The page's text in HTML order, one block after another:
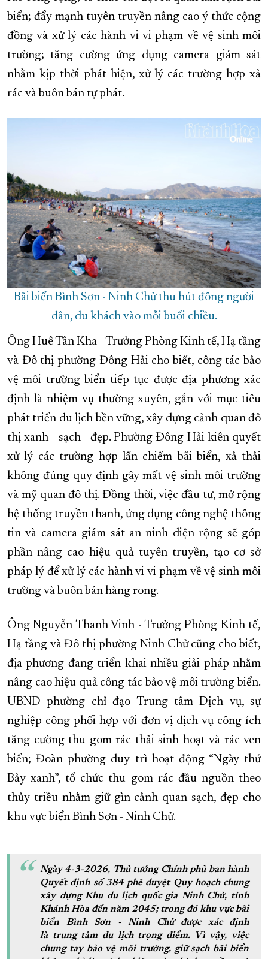
biển; đẩy mạnh tuyên truyền nâng cao ý thức cộng
đồng và xử lý các hành vi vi phạm về vệ sinh môi
trường; tăng cường ứng dụng camera giám sát
nhằm kịp thời phát hiện, xử lý các trường hợp xả
rác và buôn bán tự phát.
Bãi biển Bình Sơn - Ninh Chử thu hút đông người
dân, du khách vào mỗi buổi chiều.
Ông Huê Tân Kha - Trưởng Phòng Kinh tế, Hạ tầng
và Đô thị phường Đông Hải cho biết, công tác bảo
vệ môi trường biển tiếp tục được địa phương xác
định là nhiệm vụ thường xuyên, gắn với mục tiêu
phát triển du lịch bền vững, xây dựng cảnh quan đô
thị xanh - sạch - đẹp. Phường Đông Hải kiên quyết
xử lý các trường hợp lấn chiếm bãi biển, xả thải
không đúng quy định gây mất vệ sinh môi trường
và mỹ quan đô thị. Đồng thời, việc đầu tư, mở rộng
hệ thống truyền thanh, ứng dụng công nghệ thông
tin và camera giám sát an ninh diện rộng sẽ góp
phần nâng cao hiệu quả tuyên truyền, tạo cơ sở
pháp lý để xử lý các hành vi vi phạm về vệ sinh môi
trường và buôn bán hàng rong.
Ông Nguyễn Thanh Vinh - Trưởng Phòng Kinh tế,
Hạ tầng và Đô thị phường Ninh Chử cũng cho biết,
địa phương đang triển khai nhiều giải pháp nhằm
nâng cao hiệu quả công tác bảo vệ môi trường biển.
UBND phường chỉ đạo Trung tâm Dịch vụ, sự
nghiệp công phối hợp với đơn vị dịch vụ công ích
tăng cường thu gom rác thải sinh hoạt và rác ven
biển; Đoàn phường duy trì hoạt động “Ngày thứ
Bảy xanh”, tổ chức thu gom rác đầu nguồn theo
thủy triều nhằm giữ gìn cảnh quan sạch, đẹp cho
khu vực biển Bình Sơn - Ninh Chử.
Ngày 4-3-2026, Thủ tướng Chính phủ ban hành
Quyết định số 384 phê duyệt Quy hoạch chung
xây dựng Khu du lịch quốc gia Ninh Chử, tỉnh
Khánh Hòa đến năm 2045; trong đó khu vực bãi
biển Bình Sơn - Ninh Chử được xác định
là trung tâm du lịch trọng điểm. Vì vậy, việc
chung tay bảo vệ môi trường, giữ sạch bãi biển